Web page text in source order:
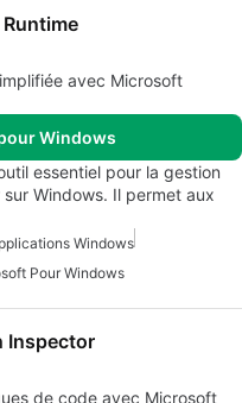
avec Microsoft
Windows
essentiel pour la gestion
Windows. Il permet aux
Windows
Pour Windows
Inspector
de code avec Microsoft